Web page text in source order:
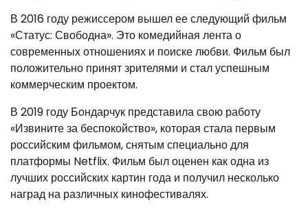
В 2016 году режиссером вышел ее следующий фильм
«Статус: Свободна». Это комедийная лента о
современных отношениях и поиске любви. Фильм был
положительно принят зрителями и стал успешным
коммерческим проектом.
В 2019 году Бондарчук представила свою работу
«Извините за беспокойство», которая стала первым
российским фильмом, снятым специально для
платформы Netflix. Фильм был оценен как одна из
лучших российских картин года и получил несколько
наград на различных кинофестивалях.